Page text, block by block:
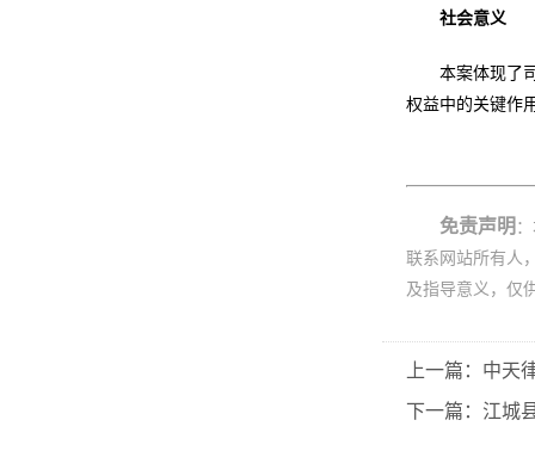
社会意义
本案体现了
权益中的关键作
免责声明
联系网站所有人
及指导意义，仅
上一篇：中天
下一篇：江城